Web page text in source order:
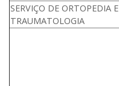
SERVIÇO DE ORTOPEDIA E
TRAUMATOLOGIA